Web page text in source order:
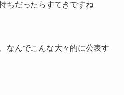
ちだったらすてきですね
なんでこんな大々的に公表す